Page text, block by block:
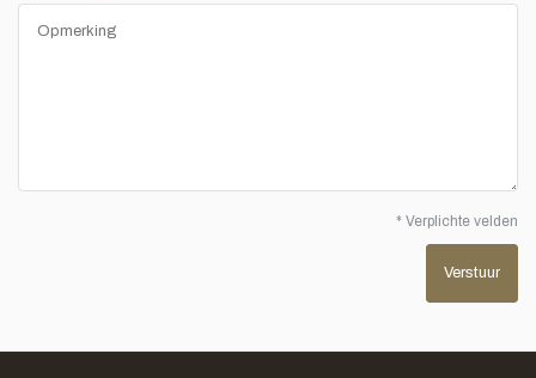
* Verplichte velden
Verstuur